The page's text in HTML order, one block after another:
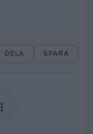
DELA SPARA